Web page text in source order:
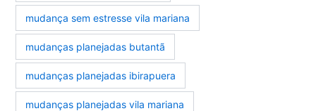
mudança sem estresse vila mariana
mudanças planejadas butantã
mudanças planejadas ibirapuera
mudanças planejadas vila mariana